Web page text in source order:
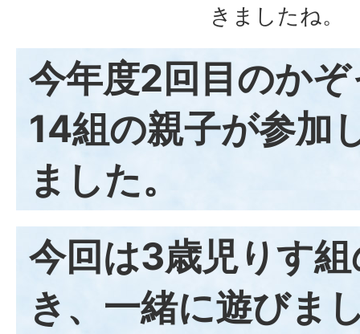
きましたね。
今年度2回目のか
14組の親子が参加
ました。
今回は3歳児りす
き、一緒に遊びま